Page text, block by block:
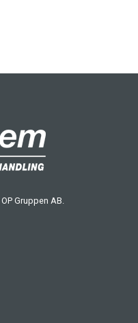
OP Gruppen AB